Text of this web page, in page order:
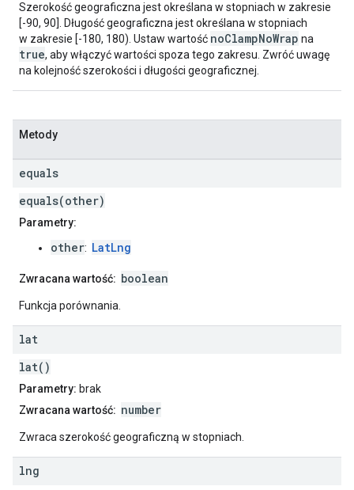
Szerokość geograficzna jest określana w stopniach w zakresie
[-90, 90]. Długość geograficzna jest określana w stopniach
w zakresie [-180, 180). Ustaw wartość noClampNoWrap na
true, aby włączyć wartości spoza tego zakresu. Zwróć uwagę
na kolejność szerokości i długości geograficznej.
Metody
equals
equals(other)
Parametry:
other: LatLng
Zwracana wartość: boolean
Funkcja porównania.
lat
lat()
Parametry: brak
Zwracana wartość: number
Zwraca szerokość geograficzną w stopniach.
lng